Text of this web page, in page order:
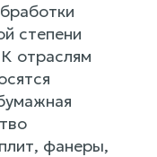
степени
отраслям
фанеры,